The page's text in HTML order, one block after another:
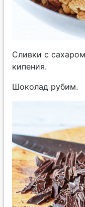
Сливки с
кипения.
Шоколад рубим.